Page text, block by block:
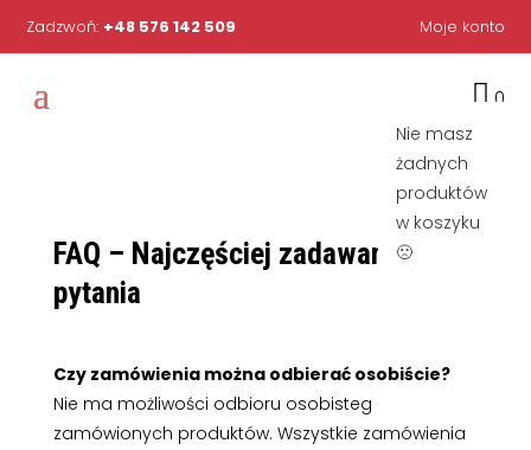
Zadzwoń: +48 576 142 509 Moje konto
 0
Nie masz
żadnych
produktów
w koszyku
🙁
FAQ – Najczęściej zadawane
pytania
Czy zamówienia można odbierać osobiście?
Nie ma możliwości odbioru osobisteg
zamówionych produktów. Wszystkie zamówienia